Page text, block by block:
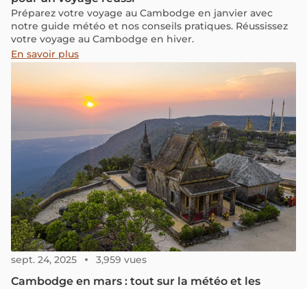
Préparez votre voyage au Cambodge en janvier avec
notre guide météo et nos conseils pratiques. Réussissez
votre voyage au Cambodge en hiver.
En savoir plus
sept. 24, 2025 3,959 vues
Cambodge en mars : tout sur la météo et les